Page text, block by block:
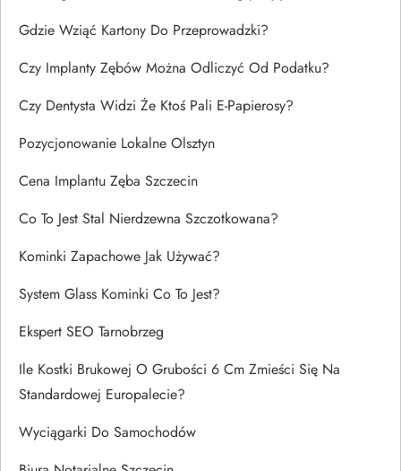
Gdzie Wziąć Kartony Do Przeprowadzki?
Czy Implanty Zębów Można Odliczyć Od Podatku?
Czy Dentysta Widzi Że Ktoś Pali E-Papierosy?
Pozycjonowanie Lokalne Olsztyn
Cena Implantu Zęba Szczecin
Co To Jest Stal Nierdzewna Szczotkowana?
Kominki Zapachowe Jak Używać?
System Glass Kominki Co To Jest?
Ekspert SEO Tarnobrzeg
Ile Kostki Brukowej O Grubości 6 Cm Zmieści Się Na
Standardowej Europalecie?
Wyciągarki Do Samochodów